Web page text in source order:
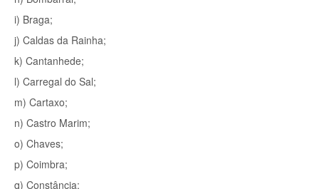
i) Braga;
j) Caldas da Rainha;
k) Cantanhede;
l) Carregal do Sal;
m) Cartaxo;
n) Castro Marim;
o) Chaves;
p) Coimbra;
q) Constância;